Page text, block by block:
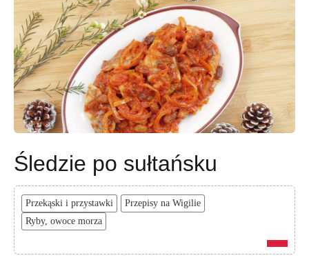
Śledzie po sułtańsku
Przekąski i przystawki
Przepisy na Wigilie
Ryby, owoce morza